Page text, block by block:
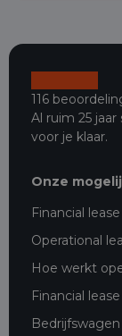
116
Al ruim 25
voor je klaar.
Onze
Financial lease
Operational
Hoe werkt
Financial